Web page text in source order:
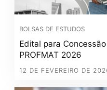
BOLSAS DE ESTUDOS
Edital para
PROFMAT 2026
12 DE FEVEREIRO DE